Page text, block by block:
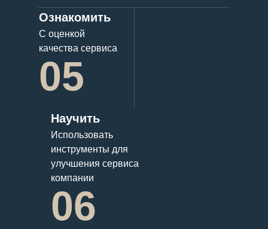
Ознакомить
С оценкой
качества сервиса
05
Научить
Использовать
инструменты для
улучшения сервиса
компании
06